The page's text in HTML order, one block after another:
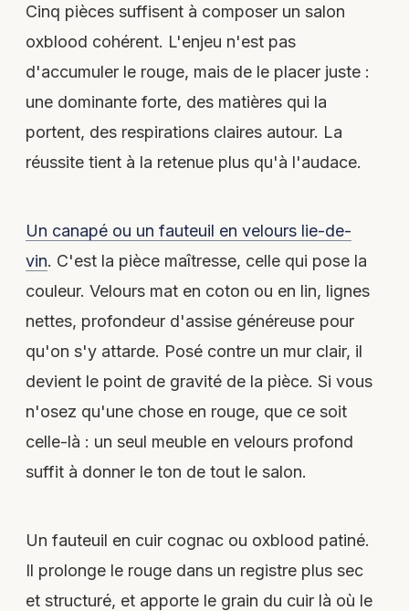
Cinq pièces suffisent à composer un salon
oxblood cohérent. L'enjeu n'est pas
d'accumuler le rouge, mais de le placer juste :
une dominante forte, des matières qui la
portent, des respirations claires autour. La
réussite tient à la retenue plus qu'à l'audace.
Un canapé ou un fauteuil en velours lie-de-
vin. C'est la pièce maîtresse, celle qui pose la
couleur. Velours mat en coton ou en lin, lignes
nettes, profondeur d'assise généreuse pour
qu'on s'y attarde. Posé contre un mur clair, il
devient le point de gravité de la pièce. Si vous
n'osez qu'une chose en rouge, que ce soit
celle-là : un seul meuble en velours profond
suffit à donner le ton de tout le salon.
Un fauteuil en cuir cognac ou oxblood patiné.
Il prolonge le rouge dans un registre plus sec
et structuré, et apporte le grain du cuir là où le